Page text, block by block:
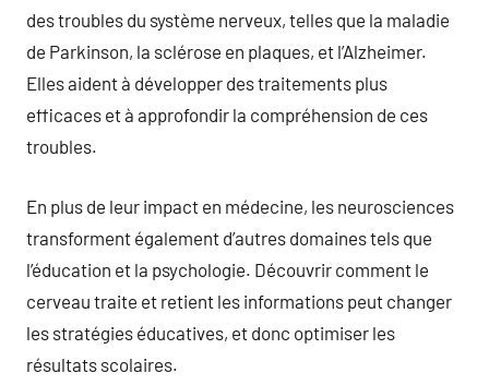
des troubles du système nerveux, telles que la maladie
de Parkinson, la sclérose en plaques, et l’Alzheimer.
Elles aident à développer des traitements plus
efficaces et à approfondir la compréhension de ces
troubles.
En plus de leur impact en médecine, les neurosciences
transforment également d’autres domaines tels que
l’éducation et la psychologie. Découvrir comment le
cerveau traite et retient les informations peut changer
les stratégies éducatives, et donc optimiser les
résultats scolaires.